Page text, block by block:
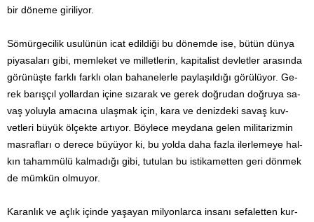
bir döneme giriliyor.
Sömürgecilik usulünün icat edildiği bu dönemde ise, bütün dünya
piyasaları gibi, memleket ve milletlerin, kapitalist devlet­ler arasında
görünüşte farklı farklı olan bahanelerle paylaşıldı­ğı görülüyor. Ge­
rek barışçıl yollardan içine sızarak ve gerek doğ­rudan doğruya sa­
vaş yoluyla amacına ulaşmak için, kara ve denizdeki savaş kuv­
vetleri büyük ölçekte artıyor. Böylece mey­dana gelen militarizmin
masrafları o derece büyüyor ki, bu yolda daha fazla ilerlemeye hal­
kın tahammülü kalmadığı gibi, tutulan bu istikametten geri dönmek
de mümkün olmuyor.
Karanlık ve açlık içinde yaşayan milyonlarca insanı sefaletten kur­